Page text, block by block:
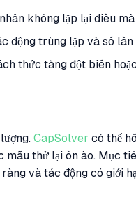
không lặp lại điều
động trùng lặp và số
thức tăng đột biến
CapSolver có thể
thử lại ồn ào. Mục
và tác động có giới